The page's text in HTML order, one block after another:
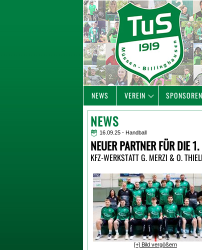
NEWS VEREIN SPONSOREN
NEWS
16.09.25 - Handball
NEUER PARTNER FÜR DIE
KFZ-WERKSTATT G. MERZI & O.
[+] Bild vergößern